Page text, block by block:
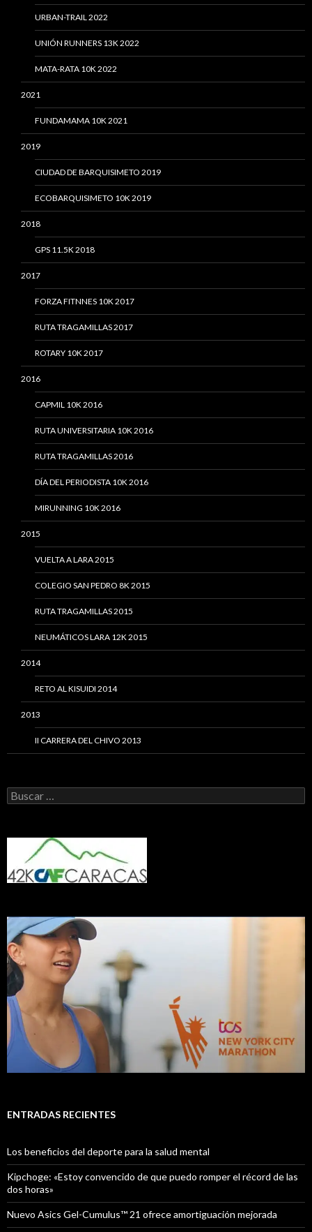
URBAN-TRAIL 2022
UNIÓN RUNNERS 13K 2022
MATA-RATA 10K 2022
2021
FUNDAMAMA 10K 2021
2019
CIUDAD DE BARQUISIMETO 2019
ECOBARQUISIMETO 10K 2019
2018
GPS 11.5K 2018
2017
FORZA FITNNES 10K 2017
RUTA TRAGAMILLAS 2017
ROTARY 10K 2017
2016
CAPMIL 10K 2016
RUTA UNIVERSITARIA 10K 2016
RUTA TRAGAMILLAS 2016
DÍA DEL PERIODISTA 10K 2016
MIRUNNING 10K 2016
2015
VUELTA A LARA 2015
COLEGIO SAN PEDRO 8K 2015
RUTA TRAGAMILLAS 2015
NEUMÁTICOS LARA 12K 2015
2014
RETO AL KISUIDI 2014
2013
II CARRERA DEL CHIVO 2013
Buscar:
ENTRADAS RECIENTES
Los beneficios del deporte para la salud mental
Kipchoge: «Estoy convencido de que puedo romper el récord de las
dos horas»
Nuevo Asics Gel-Cumulus™ 21 ofrece amortiguación mejorada